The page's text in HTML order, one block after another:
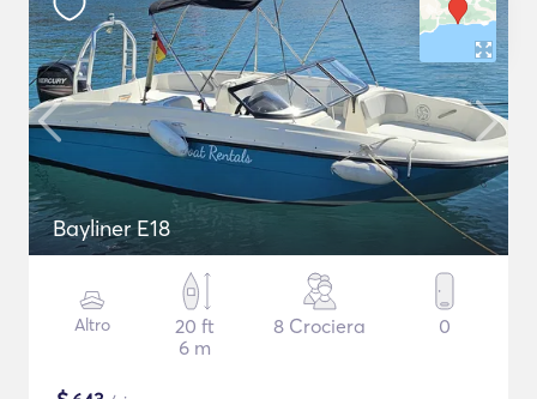
Bayliner E18
Altro
20 ft
6 m
8 Crociera 0